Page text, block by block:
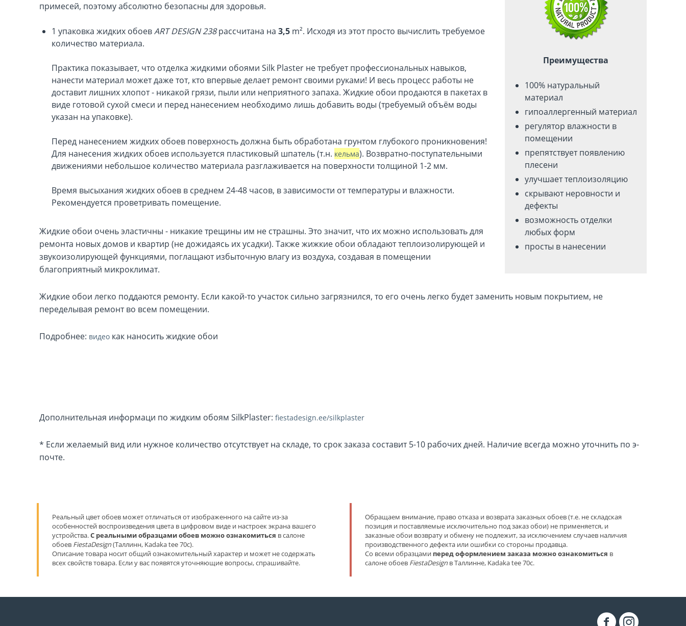
Преимущества
100% натуральный
материал
гипоаллергенный материал
регулятор влажности в
помещении
препятствует появлению
плесени
улучшает теплоизоляцию
скрывают неровности и
дефекты
возможность отделки
любых форм
просты в нанесении
примесей, поэтому абсолютно безопасны для здоровья.
1 упаковка жидких обоевART DESIGN 238рассчитана на 3,5 m². Исходя из этот просто вычислить требуемое
количество материала.
Практика показывает, что отделка жидкими обоями Silk Plaster не требует профессиональных навыков,
нанести материал может даже тот, кто впервые делает ремонт своими руками! И весь процесс работы не
доставит лишних хлопот - никакой грязи, пыли или неприятного запаха. Жидкие обои продаются в пакетах в
виде готовой сухой смеси и перед нанесением необходимо лишь добавить воды (требуемый объём воды
указан на упаковке).
Перед нанесением жидких обоев поверхность должна быть обработана грунтом глубокого проникновения!
Для нанесения жидких обоев используется пластиковый шпатель (т.н. кельма). Возвратно-поступательными
движениями небольшое количество материала разглаживается на поверхности толщиной 1-2 мм.
Время высыхания жидких обоев в среднем 24-48 часов, в зависимости от температуры и влажности.
Рекомендуется проветривать помещение.
Жидкие обои очень эластичны - никакие трещины им не страшны. Это значит, что их можно использовать для
ремонта новых домов и квартир (не дожидаясь их усадки). Также жижкие обои обладают теплоизолирующей и
звукоизолирующей функциями, поглащают избыточную влагу из воздуха, создавая в помещении
благоприятный микроклимат.
Жидкие обои легко поддаются ремонту. Если какой-то участок сильно загрязнился, то его очень легко будет заменить новым покрытием, не
переделывая ремонт во всем помещении.
Подробнее: видео как наносить жидкие обои
Дополнительная информаци по жидким обоям SilkPlaster: fiestadesign.ee/silkplaster
* Если желаемый вид или нужное количество отсутствует на складе, то срок заказа составит 5-10 рабочих дней. Наличие всегда можно уточнить по э-
почте.
Реальный цвет обоев может отличаться от изображенного на сайте из-за
особенностей воспроизведения цвета в цифровом виде и настроек экрана вашего
устройства.С реальными образцами обоев можно ознакомиться в салоне
обоев FiestaDesign(Таллинн, Kadaka tee 70c).
Описание товара носит общий ознакомительный характер и может не содержать
всех свойств товара. Если у вас появятся уточняющие вопросы, спрашивайте.
Обращаем внимание, право отказа и возврата заказных обоев (т.е. не складская
позиция и поставляемые исключительно под заказ обои) не применяется, и
заказные обои возврату и обмену не подлежит, за исключением случаев наличия
производственного дефекта или ошибки со стороны продавца.
Со всеми образцами перед оформлением заказа можно ознакомиться в
салоне обоев FiestaDesignв Таллинне, Kadaka tee 70c.